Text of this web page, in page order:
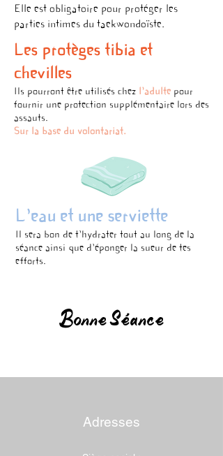
Elle est obligatoire pour protéger les
parties intimes du taekwondoïste.
Les protèges tibia et
chevilles
Ils pourront être utilisés chez l'adulte pour
fournir une protection supplémentaire lors des
assauts.
Sur la base du volontariat.
L'eau et une serviette
Il sera bon de t'hydrater tout au long de la
séance ainsi que d'éponger la sueur de tes
efforts.
Bonne Séance
Adresses